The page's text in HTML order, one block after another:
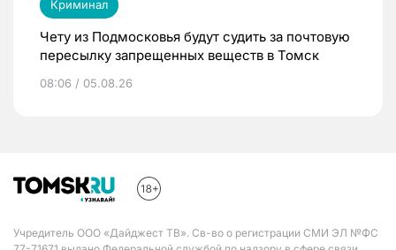
Криминал
Чету из Подмосковья будут судить за почтовую
пересылку запрещенных веществ в Томск
08:06 / 05.08.26
Учредитель ООО «Дайджест ТВ». Св-во о регистрации СМИ ЭЛ №ФС